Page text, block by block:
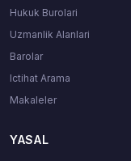
Hukuk Burolari
Uzmanlik Alanlari
Barolar
Ictihat Arama
Makaleler
YASAL